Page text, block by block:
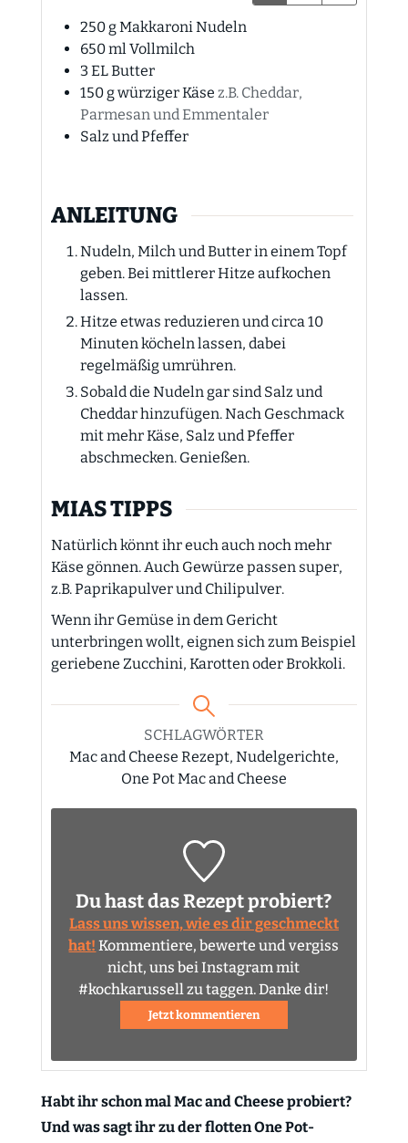
250gMakkaroni Nudeln
650mlVollmilch
3 ELButter
150gwürziger Käse z.B. Cheddar,
Parmesan und Emmentaler
Salz und Pfeffer
ANLEITUNG
Nudeln, Milch und Butter in einem Topf
geben. Bei mittlerer Hitze aufkochen
lassen.
Hitze etwas reduzieren und circa 10
Minuten köcheln lassen, dabei
regelmäßig umrühren.
Sobald die Nudeln gar sind Salz und
Cheddar hinzufügen. Nach Geschmack
mit mehr Käse, Salz und Pfeffer
abschmecken. Genießen.
MIAS TIPPS
Natürlich könnt ihr euch auch noch mehr
Käse gönnen. Auch Gewürze passen super,
z.B. Paprikapulver und Chilipulver.
Wenn ihr Gemüse in dem Gericht
unterbringen wollt, eignen sich zum Beispiel
geriebene Zucchini, Karotten oder Brokkoli.
SCHLAGWÖRTER
Mac and Cheese Rezept, Nudelgerichte,
One Pot Mac and Cheese
Du hast das Rezept probiert?
Lass uns wissen, wie es dir geschmeckt
hat! Kommentiere, bewerte und vergiss
nicht, uns bei Instagram mit
#kochkarussell zu taggen. Danke dir!
Jetzt kommentieren
Habt ihr schon mal Mac and Cheese probiert?
Und was sagt ihr zu der flotten One Pot-